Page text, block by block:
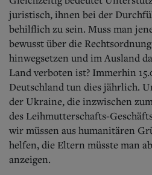
juristisch, ihnen bei der
behilflich zu sein. Muss man
bewusst über die
hinwegsetzen und im Ausland
Land verboten ist? Immerhin
Deutschland tun dies jährlich.
der Ukraine, die inzwischen
des Leihmutterschafts-
wir müssen aus humanitären
helfen, die Eltern müsste man
anzeigen.